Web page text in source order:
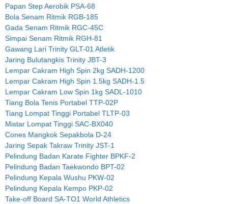
Papan Step Aerobik PSA-68
Bola Senam Ritmik RGB-185
Gada Senam Ritmik RGC-45C
Simpai Senam Ritmik RGH-81
Gawang Lari Trinity GLT-01 Atletik
Jaring Bulutangkis Trinity JBT-3
Lempar Cakram High Spin 2kg SADH-1200
Lempar Cakram High Spin 1.5kg SADH-1.5
Lempar Cakram Low Spin 1kg SADL-1010
Tiang Bola Tenis Portabel TTP-02P
Tiang Lompat Tinggi Portabel TLTP-03
Mistar Lompat Tinggi SAC-BX040
Cones Mangkok Sepakbola D-24
Jaring Sepak Takraw Trinity JST-1
Pelindung Badan Karate Fighter BPKF-2
Pelindung Badan Taekwondo BPT-02
Pelindung Kepala Wushu PKW-02
Pelindung Kepala Kempo PKP-02
Take-off Board SA-TO1 World Athletics